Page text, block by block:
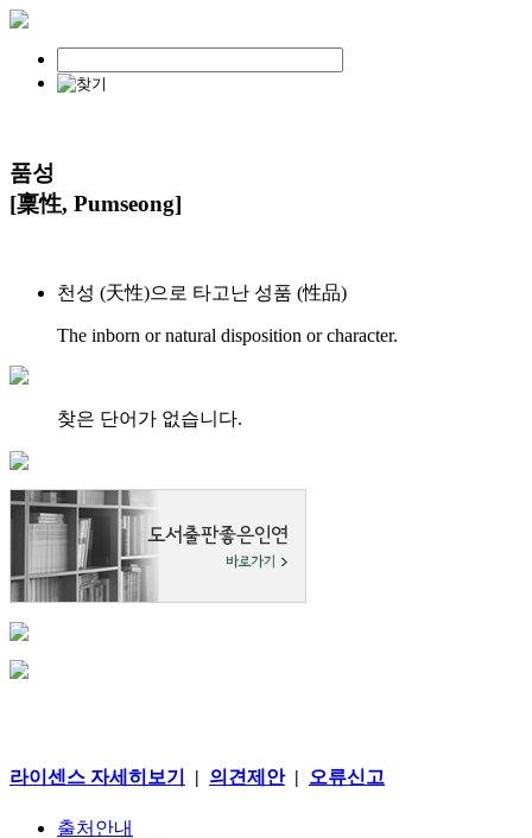
품성
[稟性, Pumseong]
천성 (天性)으로 타고난 성품 (性品)
The inborn or natural disposition or character.
찾은 단어가 없습니다.
라이센스 자세히보기 | 의견제안| 오류신고
출처안내